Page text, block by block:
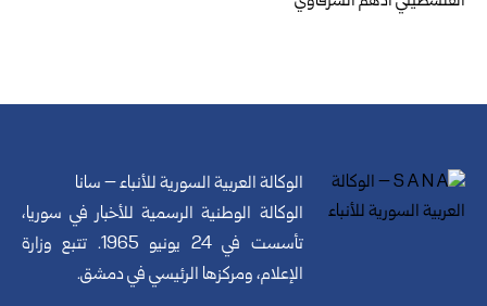
الوكالة العربية السورية للأنباء – سانا
الوكالة الوطنية الرسمية للأخبار في سوريا،
تأسست في 24 يونيو 1965. تتبع وزارة
الإعلام، ومركزها الرئيسي في دمشق.